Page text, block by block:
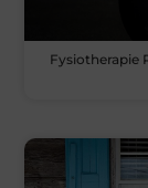
Fysiotherapie